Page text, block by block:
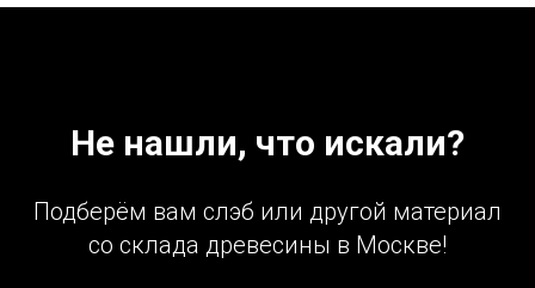
Не нашли, что искали?
Подберём вам слэб или другой материал
со склада древесины в Москве!